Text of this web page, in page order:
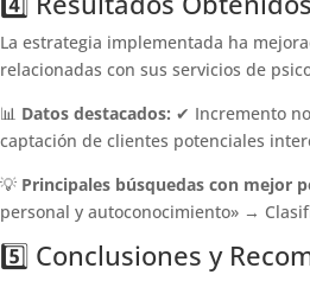
La estrategia implementada ha
relacionadas con sus servicios de
📊 Datos destacados: ✔ Incremento
captación de clientes potenciales
💡 Principales búsquedas con mejor
personal y autoconocimiento» →
5️⃣ Conclusiones y